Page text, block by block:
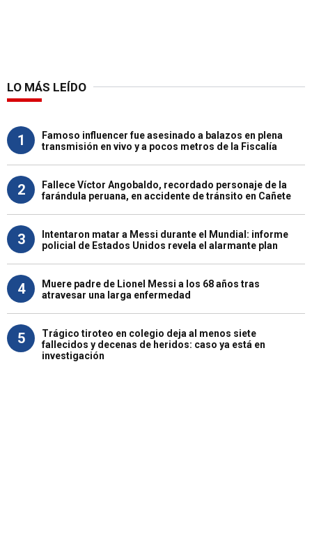
LO MÁS LEÍDO
1
Famoso influencer fue asesinado a balazos en plena
transmisión en vivo y a pocos metros de la Fiscalía
2
Fallece Víctor Angobaldo, recordado personaje de la
farándula peruana, en accidente de tránsito en Cañete
3
Intentaron matar a Messi durante el Mundial: informe
policial de Estados Unidos revela el alarmante plan
4
Muere padre de Lionel Messi a los 68 años tras
atravesar una larga enfermedad
5
Trágico tiroteo en colegio deja al menos siete
fallecidos y decenas de heridos: caso ya está en
investigación